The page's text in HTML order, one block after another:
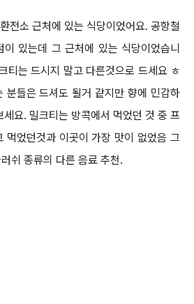
전소 근처에 있는 식당이었어요. 공항철
있는데 그 근처에 있는 식당이었습니
티는 드시지 말고 다른것으로 드세요 ㅎ
분들은 드셔도 될거 같지만 향에 민감하
요. 밀크티는 방콕에서 먹었던 것 중 프
먹었던것과 이곳이 가장 맛이 없었음 그
쉬 종류의 다른 음료 추천.